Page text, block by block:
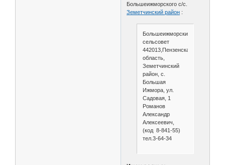
Большеижморского с/с.
Земетчинский район :
Большеижморский
сельсовет
442013,Пензенская
область,
Земетчинский
район, с.
Большая
Ижмора, ул.
Садовая, 1
Романов
Александр
Алексеевич,
(код 8-841-55)
тел.3-64-34